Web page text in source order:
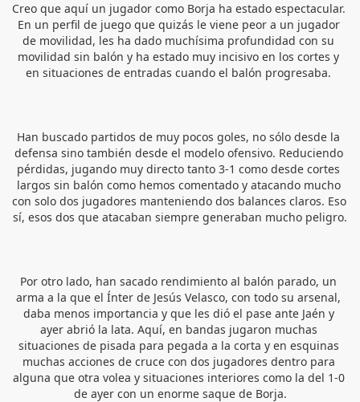
Creo que aquí un jugador como Borja ha estado espectacular.
En un perfil de juego que quizás le viene peor a un jugador
de movilidad, les ha dado muchísima profundidad con su
movilidad sin balón y ha estado muy incisivo en los cortes y
en situaciones de entradas cuando el balón progresaba.
Han buscado partidos de muy pocos goles, no sólo desde la
defensa sino también desde el modelo ofensivo. Reduciendo
pérdidas, jugando muy directo tanto 3-1 como desde cortes
largos sin balón como hemos comentado y atacando mucho
con solo dos jugadores manteniendo dos balances claros. Eso
sí, esos dos que atacaban siempre generaban mucho peligro.
Por otro lado, han sacado rendimiento al balón parado, un
arma a la que el Ínter de Jesús Velasco, con todo su arsenal,
daba menos importancia y que les dió el pase ante Jaén y
ayer abrió la lata. Aquí, en bandas jugaron muchas
situaciones de pisada para pegada a la corta y en esquinas
muchas acciones de cruce con dos jugadores dentro para
alguna que otra volea y situaciones interiores como la del 1-0
de ayer con un enorme saque de Borja.